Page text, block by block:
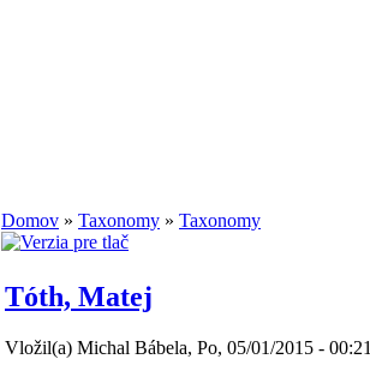
Domov » Taxonomy » Taxonomy
Tóth, Matej
Vložil(a) Michal Bábela, Po, 05/01/2015 - 00:21